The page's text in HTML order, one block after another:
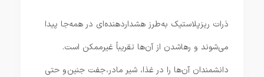
ذرات ریزپلاستیک به‌طرز هشداردهنده‌ای در همه‌جا پیدا
می‌شوند و رهاشدن از آن‌ها تقریباً غیرممکن است.
دانشمندان آن‌ها را در غذا، شیر مادر، جفت جنین و حتی